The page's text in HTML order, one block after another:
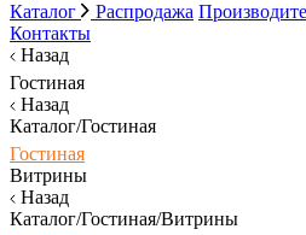
Каталог Распродажа
Контакты
Назад
Гостиная
Назад
Каталог/Гостиная
Гостиная
Витрины
Назад
Каталог/Гостиная/Витрины